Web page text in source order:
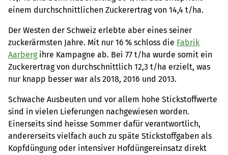
einem durchschnittlichen Zuckerertrag von 14,4 t/ha.
Der Westen der Schweiz erlebte aber eines seiner
zuckerärmsten Jahre. Mit nur 16 % schloss die Fabrik
Aarbergihre Kampagne ab. Bei 77 t/ha wurde somit ein
Zuckerertrag von durchschnittlich 12,3 t/ha erzielt, was
nur knapp besser war als 2018, 2016 und 2013.
Schwache Ausbeuten und vor allem hohe Stickstoffwerte
sind in vielen Lieferungen nachgewiesen worden.
Einerseits sind heisse Sommer dafür verantwortlich,
andererseits vielfach auch zu späte Stickstoffgaben als
Kopfdüngung oder intensiver Hofdüngereinsatz direkt